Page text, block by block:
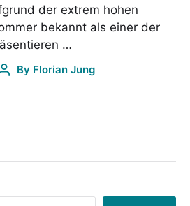
der extrem hohen
bekannt als einer der
…
By Florian Jung